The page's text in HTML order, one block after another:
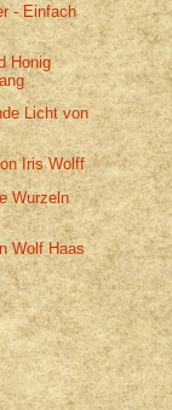
- Einfach
Honig
Licht von
Iris Wolff
Wurzeln
Wolf Haas